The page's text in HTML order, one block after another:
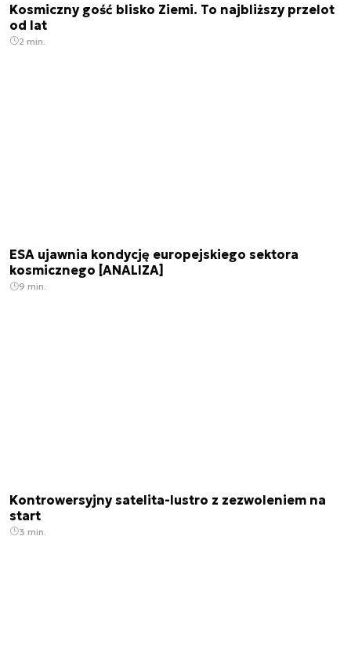
Kosmiczny gość blisko Ziemi. To najbliższy przelot
od lat
2 min.
ESA ujawnia kondycję europejskiego sektora
kosmicznego [ANALIZA]
9 min.
Kontrowersyjny satelita-lustro z zezwoleniem na
start
3 min.